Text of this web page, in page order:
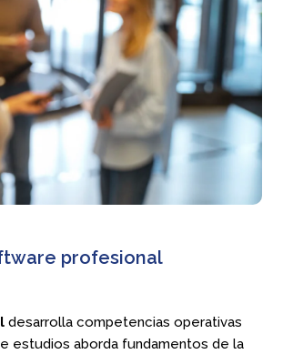
profesional
desarrolla competencias operativas
estudios aborda fundamentos de la